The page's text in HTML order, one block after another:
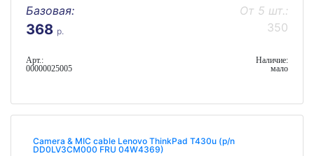
Базовая:
368 р.
От 5 шт.:
350
Арт.:
00000025005
Наличие:
мало
Camera & MIC cable Lenovo ThinkPad T430u (p/n
DD0LV3CM000 FRU 04W4369)